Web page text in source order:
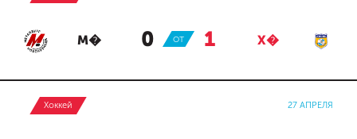
М� 0 : 1 Х�
ОТ
Хоккей 27 АПРЕЛЯ